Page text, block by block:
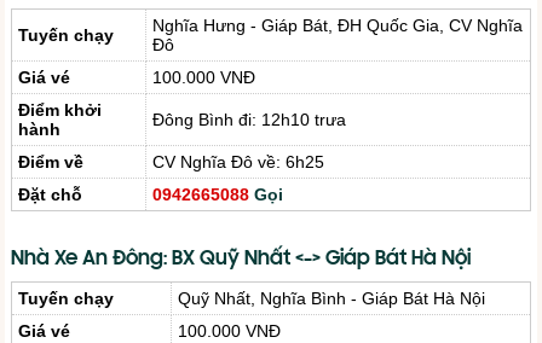
Tuyến chạy
Nghĩa Hưng - Giáp Bát, ĐH Quốc Gia, CV Nghĩa
Đô
Giá vé
100.000 VNĐ
Điểm khởi
hành
Đông Bình đi: 12h10 trưa
Điểm về
CV Nghĩa Đô về: 6h25
Đặt chỗ
0942665088 Gọi
Nhà Xe An Đông: BX Quỹ Nhất <-> Giáp Bát Hà Nội
Tuyến chạy
Quỹ Nhất, Nghĩa Bình - Giáp Bát Hà Nội
Giá vé
100.000 VNĐ